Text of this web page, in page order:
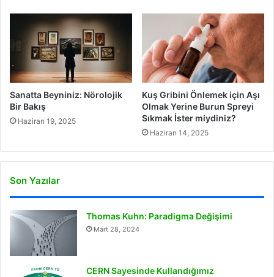
Sanatta Beyniniz: Nörolojik
Bir Bakış
Haziran 19, 2025
Kuş Gribini Önlemek için Aşı
Olmak Yerine Burun Spreyi
Sıkmak İster miydiniz?
Haziran 14, 2025
Son Yazılar
Thomas Kuhn: Paradigma Değişimi
Mart 28, 2024
CERN Sayesinde Kullandığımız